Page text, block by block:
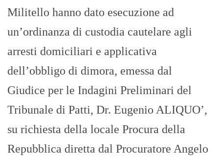
Militello hanno dato esecuzione ad
un’ordinanza di custodia cautelare agli
arresti domiciliari e applicativa
dell’obbligo di dimora, emessa dal
Giudice per le Indagini Preliminari del
Tribunale di Patti, Dr. Eugenio ALIQUO’,
su richiesta della locale Procura della
Repubblica diretta dal Procuratore Angelo